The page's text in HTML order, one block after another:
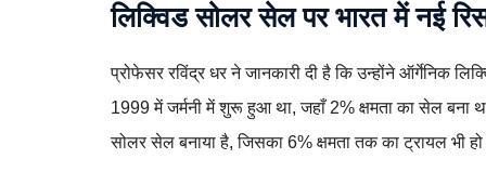
लिक्विड सोलर सेल पर भारत में नई
प्रोफेसर रविंद्र धर ने जानकारी दी है कि उन्होंने ऑर्गेनिक
1999 में जर्मनी में शुरू हुआ था, जहाँ 2% क्षमता का सेल बना
सोलर सेल बनाया है, जिसका 6% क्षमता तक का ट्रायल भी